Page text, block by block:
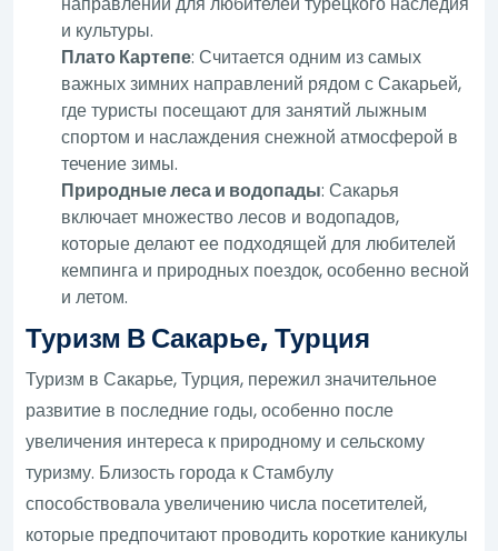
и культуры.
Плато Картепе: Считается одним из самых
важных зимних направлений рядом с Сакарьей,
где туристы посещают для занятий лыжным
спортом и наслаждения снежной атмосферой в
течение зимы.
Природные леса и водопады: Сакарья
включает множество лесов и водопадов,
которые делают ее подходящей для любителей
кемпинга и природных поездок, особенно весной
и летом.
Туризм В Сакарье, Турция
Туризм в Сакарье, Турция, пережил значительное
развитие в последние годы, особенно после
увеличения интереса к природному и сельскому
туризму. Близость города к Стамбулу
способствовала увеличению числа посетителей,
которые предпочитают проводить короткие каникулы